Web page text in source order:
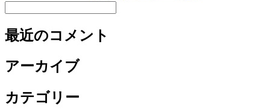
最近のコメント
アーカイブ
カテゴリー